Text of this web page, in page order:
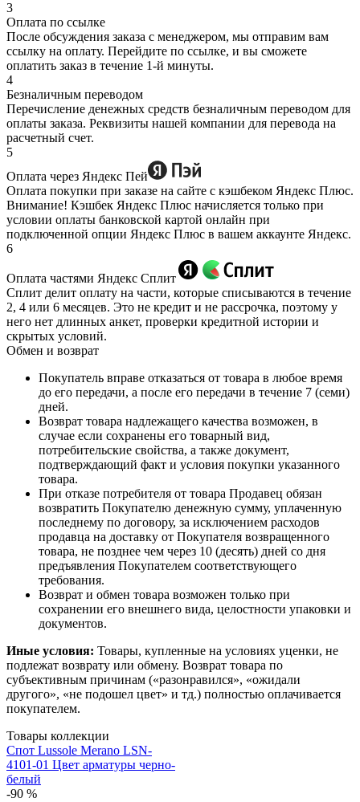
3
Оплата по ссылке
После обсуждения заказа с менеджером, мы отправим вам
ссылку на оплату. Перейдите по ссылке, и вы сможете
оплатить заказ в течение 1-й минуты.
4
Безналичным переводом
Перечисление денежных средств безналичным переводом для
оплаты заказа. Реквизиты нашей компании для перевода на
расчетный счет.
5
Оплата через Яндекс Пей
Оплата покупки при заказе на сайте с кэшбеком Яндекс Плюс.
Внимание! Кэшбек Яндекс Плюс начисляется только при
условии оплаты банковской картой онлайн при
подключенной опции Яндекс Плюс в вашем аккаунте Яндекс.
6
Оплата частями Яндекс Сплит
Сплит делит оплату на части, которые списываются в течение
2, 4 или 6 месяцев. Это не кредит и не рассрочка, поэтому у
него нет длинных анкет, проверки кредитной истории и
скрытых условий.
Обмен и возврат
Покупатель вправе отказаться от товара в любое время
до его передачи, а после его передачи в течение 7 (семи)
дней.
Возврат товара надлежащего качества возможен, в
случае если сохранены его товарный вид,
потребительские свойства, а также документ,
подтверждающий факт и условия покупки указанного
товара.
При отказе потребителя от товара Продавец обязан
возвратить Покупателю денежную сумму, уплаченную
последнему по договору, за исключением расходов
продавца на доставку от Покупателя возвращенного
товара, не позднее чем через 10 (десять) дней со дня
предъявления Покупателем соответствующего
требования.
Возврат и обмен товара возможен только при
сохранении его внешнего вида, целостности упаковки и
документов.
Иные условия: Товары, купленные на условиях уценки, не
подлежат возврату или обмену. Возврат товара по
субъективным причинам («разонравился», «ожидали
другого», «не подошел цвет» и тд.) полностью оплачивается
покупателем.
Товары коллекции
Спот Lussole Merano LSN-
4101-01 Цвет арматуры черно-
белый
-90 %